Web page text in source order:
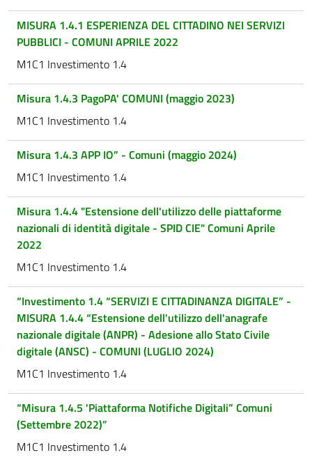
MISURA 1.4.1 ESPERIENZA DEL CITTADINO NEI SERVIZI
PUBBLICI - COMUNI APRILE 2022
M1C1 Investimento 1.4
Misura 1.4.3 PagoPA' COMUNI (maggio 2023)
M1C1 Investimento 1.4
Misura 1.4.3 APP IO” - Comuni (maggio 2024)
M1C1 Investimento 1.4
Misura 1.4.4 "Estensione dell'utilizzo delle piattaforme
nazionali di identità digitale - SPID CIE" Comuni Aprile
2022
M1C1 Investimento 1.4
“Investimento 1.4 “SERVIZI E CITTADINANZA DIGITALE” -
MISURA 1.4.4 “Estensione dell'utilizzo dell'anagrafe
nazionale digitale (ANPR) - Adesione allo Stato Civile
digitale (ANSC) - COMUNI (LUGLIO 2024)
M1C1 Investimento 1.4
“Misura 1.4.5 'Piattaforma Notifiche Digitali” Comuni
(Settembre 2022)”
M1C1 Investimento 1.4